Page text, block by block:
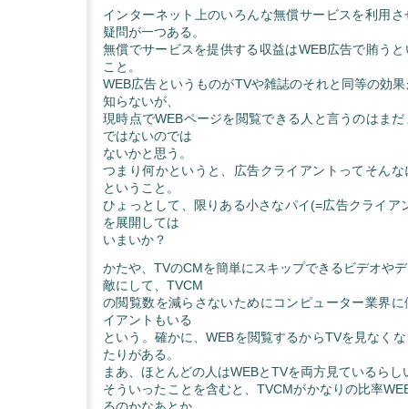
インターネット上のいろんな無償サービスを利用
疑問が一つある。
無償でサービスを提供する収益はWEB広告で賄う
こと。
WEB広告というものがTVや雑誌のそれと同等の効
知らないが、
現時点でWEBページを閲覧できる人と言うのはま
ではないのでは
ないかと思う。
つまり何かというと、広告クライアントってそん
ということ。
ひょっとして、限りある小さなパイ(=広告クライア
を展開しては
いまいか？
かたや、TVのCMを簡単にスキップできるビデオや
敵にして、TVCM
の閲覧数を減らさないためにコンピューター業界
イアントもいる
という。確かに、WEBを閲覧するからTVを見なく
たりがある。
まあ、ほとんどの人はWEBとTVを両方見ているらし
そういったことを含むと、TVCMがかなりの比率
るのかなあとか